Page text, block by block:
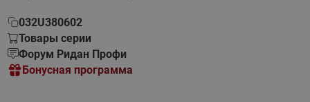
032U380602
Товары серии
Форум Ридан Профи
Бонусная программа